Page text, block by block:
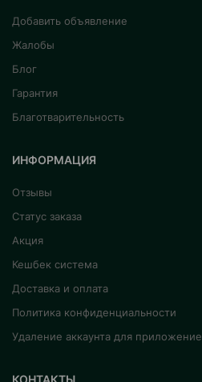
Добавить объявление
Жалобы
Блог
Гарантия
Благотварительность
ИНФОРМАЦИЯ
Отзывы
Статус заказа
Акция
Кешбек система
Доставка и оплата
Политика конфиденциальности
Удаление аккаунта для приложение
КОНТАКТЫ